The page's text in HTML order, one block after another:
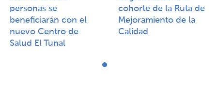
personas se
beneficiarán con el
nuevo Centro de
Salud El Tunal
cohorte de la Ruta de
Mejoramiento de la
Calidad​​